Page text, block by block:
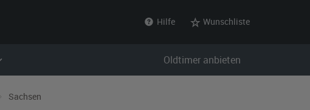
Hilfe Wunschliste
Oldtimer anbieten
Sachsen